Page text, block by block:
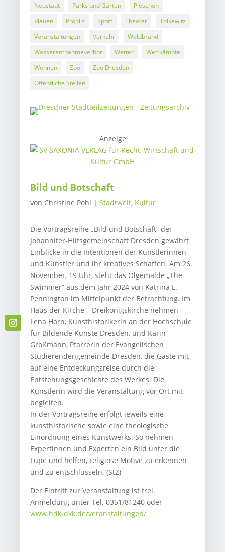
Neustadt
Parks und Gärten
Pieschen
Plauen
Prohlis Sport Theater
Tolkewitz
Veranstaltungen
Verkehr
Waldbrand
Wasserentnahmeverbot
Wetter
Wettkämpfe
Wohnen
Zoo
Zoo Dresden
Öffentliche Stellen
Anzeige
Bild und Botschaft
von Christine Pohl |Stadtweit, Kultur
Die Vortragsreihe „Bild und Botschaft“ der
Johanniter-Hilfsgemeinschaft Dresden gewährt
Einblicke in die Intentionen der Künstlerinnen
und Künstler und ihr kreatives Schaffen. Am 26.
November, 19 Uhr, steht das Ölgemälde „The
Swimmer“ aus dem Jahr 2024 von Katrina L.
Pennington im Mittelpunkt der Betrachtung. Im
Haus der Kirche – Dreikönigskirche nehmen
Lena Horn, Kunsthistorikerin an der Hochschule
für Bildende Künste Dresden, und Karin
Großmann, Pfarrerin der Evangelischen
Studierendengemeinde Dresden, die Gäste mit
auf eine Entdeckungsreise durch die
Entstehungsgeschichte des Werkes. Die
Künstlerin wird die Veranstaltung vor Ort mit
begleiten.
In der Vortragsreihe erfolgt jeweils eine
kunsthistorische sowie eine theologische
Einordnung eines Kunstwerks. So nehmen
Expertinnen und Experten ein Bild unter die
Lupe und helfen, religiöse Motive zu erkennen
und zu entschlüsseln. (StZ)
Der Eintritt zur Veranstaltung ist frei.
Anmeldung unter Tel. 0351/81240 oder
www.hdk-dkk.de/veranstaltungen/